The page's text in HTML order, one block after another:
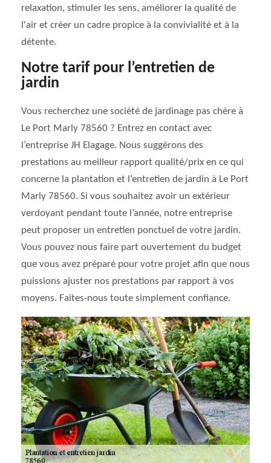
relaxation, stimuler les sens, améliorer la qualité de
l'air et créer un cadre propice à la convivialité et à la
détente.
Notre tarif pour l’entretien de
jardin
Vous recherchez une société de jardinage pas chère à
Le Port Marly 78560 ? Entrez en contact avec
l’entreprise JH Elagage. Nous suggérons des
prestations au meilleur rapport qualité/prix en ce qui
concerne la plantation et l’entretien de jardin à Le Port
Marly 78560. Si vous souhaitez avoir un extérieur
verdoyant pendant toute l’année, notre entreprise
peut proposer un entretien ponctuel de votre jardin.
Vous pouvez nous faire part ouvertement du budget
que vous avez préparé pour votre projet afin que nous
puissions ajuster nos prestations par rapport à vos
moyens. Faites-nous toute simplement confiance.